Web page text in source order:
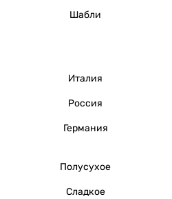
Шабли
Италия
Россия
Германия
Полусухое
Сладкое